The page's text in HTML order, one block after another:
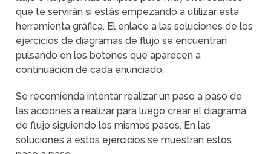
que te servirán si estás empezando a utilizar esta
herramienta gráfica. El enlace a las soluciones de los
ejercicios de diagramas de flujo se encuentran
pulsando en los botones que aparecen a
continuación de cada enunciado.
Se recomienda intentar realizar un paso a paso de
las acciones a realizar para luego crear el diagrama
de flujo siguiendo los mismos pasos. En las
soluciones a estos ejercicios se muestran estos